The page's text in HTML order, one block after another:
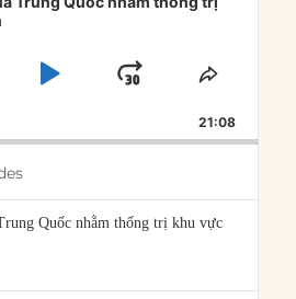
PLAYJUMP
FORWARD
SHARE
21:08
Quốc nhằm thống trị khu vực